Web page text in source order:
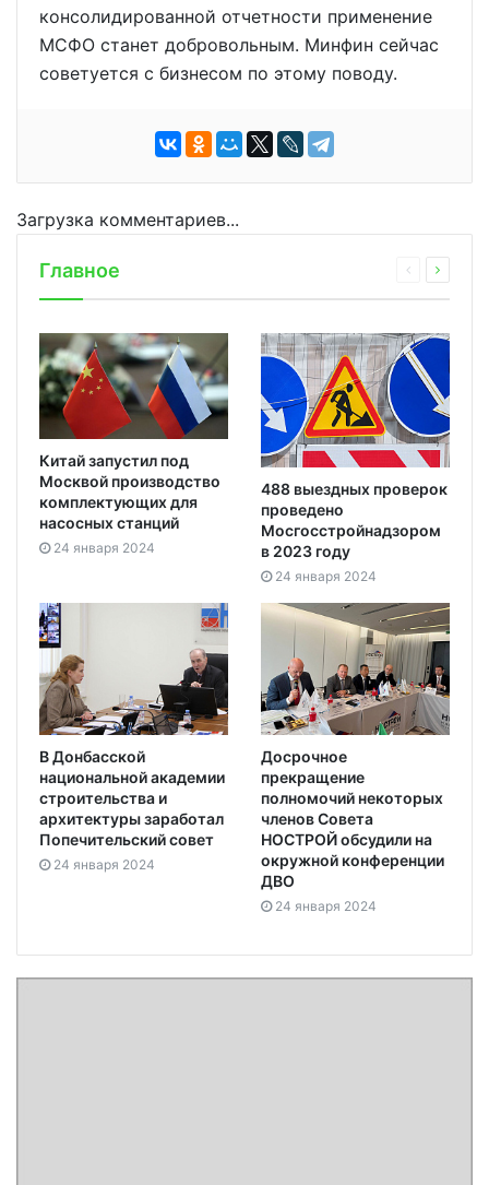
консолидированной отчетности применение
МСФО станет добровольным. Минфин сейчас
советуется с бизнесом по этому поводу.
Загрузка комментариев...
Главное
Китай запустил под
Москвой производство
комплектующих для
насосных станций
24 января 2024
488 выездных проверок
проведено
Мосгосстройнадзором
в 2023 году
24 января 2024
В Донбасской
национальной академии
строительства и
архитектуры заработал
Попечительский совет
24 января 2024
Досрочное
прекращение
полномочий некоторых
членов Совета
НОСТРОЙ обсудили на
окружной конференции
ДВО
24 января 2024